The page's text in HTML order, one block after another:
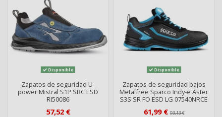
Disponible
Zapatos de seguridad U-
power Mistral S1P SRC ESD
RI50086
57,52 €
Disponible
Zapatos de seguridad bajos
Metalfree Sparco Indy-e Aster
S3S SR FO ESD LG 07540NRCE
61,99 €93,13 €